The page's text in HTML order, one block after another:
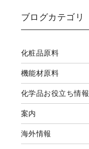
ブログカテゴリ
化粧品原料
機能材原料
化学品お役立ち情報
案内
海外情報